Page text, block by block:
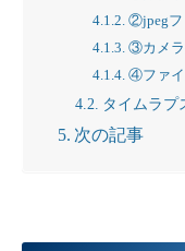
②jpegフ
③カメラ
④ファイ
タイムラプ
次の記事